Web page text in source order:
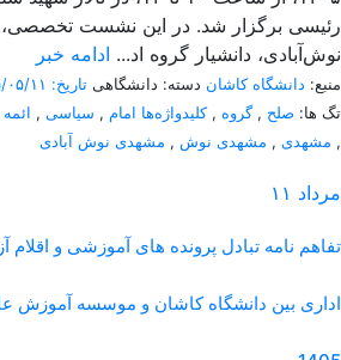
رئیسی برگزار شد. در این نشست
نوش‌آبادی، دانشیار گروه اد... ادامه خبر
منبع: دانشگاه کاشان دسته: دانشگاهی تاریخ: ۱۴۰۵/۰۵/۱۱
تگ ها: صلح ,گروه ,کلیدواژه‌ها امام , سیاسی , ائمه
مشهدی , مشهدی نوش , مشهدی نوش آبادی ,
۱۱ مرداد
تفاهم نامه تبادل پرونده‌ های آموزشی و اقلام